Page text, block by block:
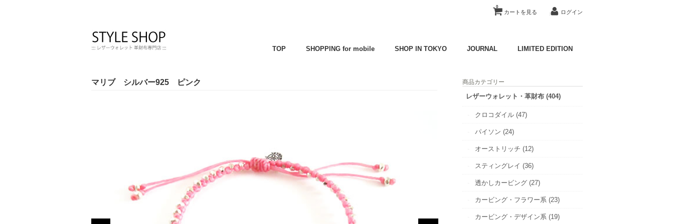
カートを見る
0
ログイン
TOP SHOPPING for mobile SHOP IN TOKYO JOURNAL LIMITED EDITION
マリブ シルバー925 ピンク 商品カテゴリー
レザーウォレット・革財布 (404)
クロコダイル (47)
パイソン (24)
オーストリッチ (12)
スティングレイ (36)
透かしカービング (27)
カービング・フラワー系 (23)
カービング・デザイン系 (19)